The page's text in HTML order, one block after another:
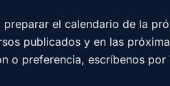
preparar el calendario de la
publicados y en las
o preferencia, escríbenos